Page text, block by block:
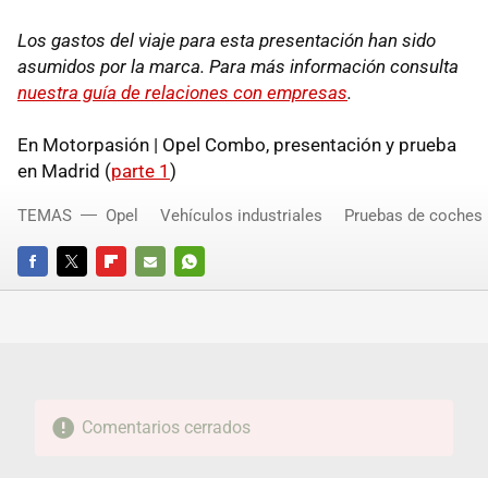
Los gastos del viaje para esta presentación han sido
asumidos por la marca. Para más información consulta
nuestra guía de relaciones con empresas.
En Motorpasión | Opel Combo, presentación y prueba
en Madrid (parte 1 )
FACEBOOKTWITTERFLIPBOARD
E-
WHATSAPP
TEMAS Opel Vehículos industriales Pruebas de coches
Comentarios cerrados